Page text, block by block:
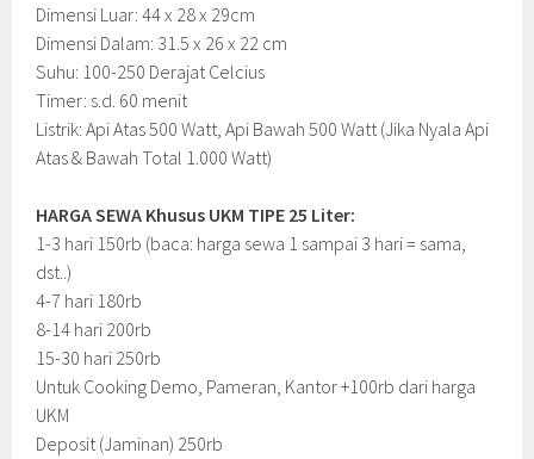
Dimensi Luar: 44 x 28 x 29cm
Dimensi Dalam: 31.5 x 26 x 22 cm
Suhu: 100-250 Derajat Celcius
Timer: s.d. 60 menit
Listrik: Api Atas 500 Watt, Api Bawah 500 Watt (Jika Nyala Api
Atas & Bawah Total 1.000 Watt)
HARGA SEWA Khusus UKM TIPE 25 Liter:
1-3 hari 150rb (baca: harga sewa 1 sampai 3 hari = sama,
dst..)
4-7 hari 180rb
8-14 hari 200rb
15-30 hari 250rb
Untuk Cooking Demo, Pameran, Kantor +100rb dari harga
UKM
Deposit (Jaminan) 250rb